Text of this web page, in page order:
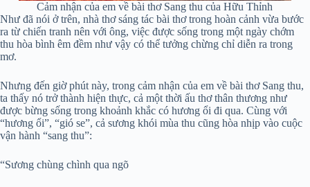
Cảm nhận của em về bài thơ Sang thu của Hữu Thỉnh
Như đã nói ở trên, nhà thơ sáng tác bài thơ trong hoàn cảnh vừa bước
ra từ chiến tranh nên với ông, việc được sống trong một ngày chớm
thu hòa bình êm đềm như vậy có thể tưởng chừng chỉ diễn ra trong
mơ.
Nhưng đến giờ phút này, trong cảm nhận của em về bài thơ Sang thu,
ta thấy nó trở thành hiện thực, cả một thời ấu thơ thân thương như
được bừng sống trong khoảnh khắc có hương ổi đi qua. Cùng với
“hương ổi”, “gió se”, cả sương khói mùa thu cũng hòa nhịp vào cuộc
vận hành “sang thu”:
“Sương chùng chình qua ngõ